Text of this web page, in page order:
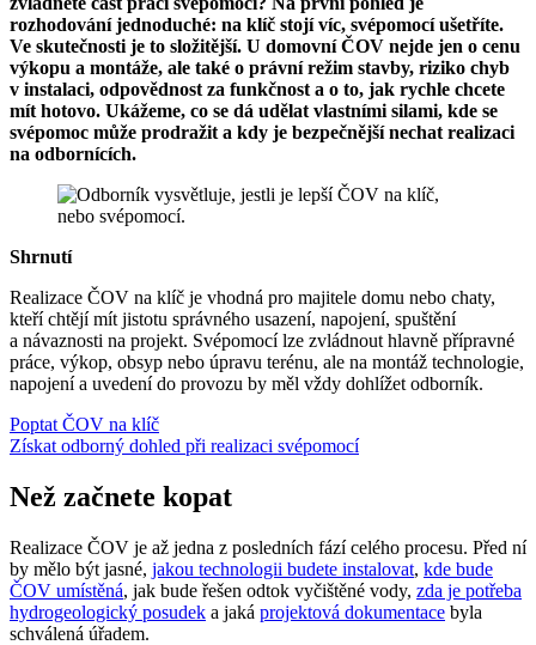
rozhodování jednoduché: na klíč stojí víc, svépomocí ušetříte.
Ve skutečnosti je to složitější. U domovní ČOV nejde jen o cenu
výkopu a montáže, ale také o právní režim stavby, riziko chyb
v instalaci, odpovědnost za funkčnost a o to, jak rychle chcete
mít hotovo. Ukážeme, co se dá udělat vlastními silami, kde se
svépomoc může prodražit a kdy je bezpečnější nechat realizaci
na odbornících.
Shrnutí
Realizace ČOV na klíč je vhodná pro majitele domu nebo chaty,
kteří chtějí mít jistotu správného usazení, napojení, spuštění
a návaznosti na projekt. Svépomocí lze zvládnout hlavně přípravné
práce, výkop, obsyp nebo úpravu terénu, ale na montáž technologie,
napojení a uvedení do provozu by měl vždy dohlížet odborník.
Poptat ČOV na klíč
Získat odborný dohled při realizaci svépomocí
Než začnete kopat
Realizace ČOV je až jedna z posledních fází celého procesu. Před ní
by mělo být jasné, jakou technologii budete instalovat, kde bude
ČOV umístěná, jak bude řešen odtok vyčištěné vody, zda je potřeba
hydrogeologický posudek a jaká projektová dokumentace byla
schválená úřadem.